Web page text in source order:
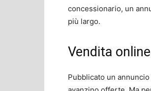
concessionario, un
più largo.
Vendita
Pubblicato un